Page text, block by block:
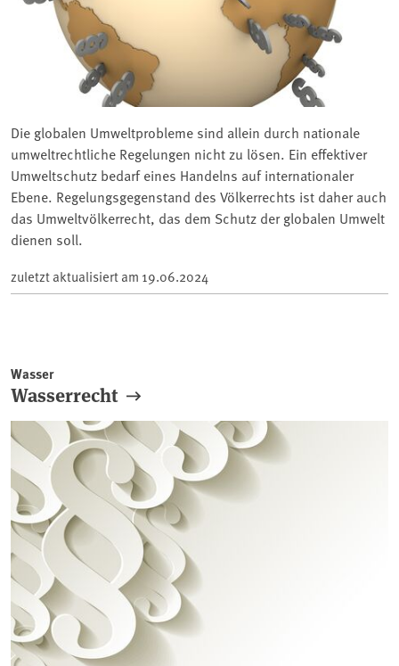
Die globalen Umweltprobleme sind allein durch nationale
umweltrechtliche Regelungen nicht zu lösen. Ein effektiver
Umweltschutz bedarf eines Handelns auf internationaler
Ebene. Regelungsgegenstand des Völkerrechts ist daher auch
das Umweltvölkerrecht, das dem Schutz der globalen Umwelt
dienen soll.
zuletzt aktualisiert am 19.06.2024
Wasser
Wasserrecht